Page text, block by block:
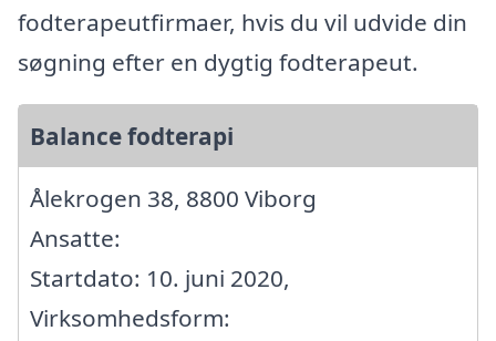
fodterapeutfirmaer, hvis du vil udvide din
søgning efter en dygtig fodterapeut.
Balance fodterapi
Ålekrogen 38, 8800 Viborg
Ansatte:
Startdato: 10. juni 2020,
Virksomhedsform: